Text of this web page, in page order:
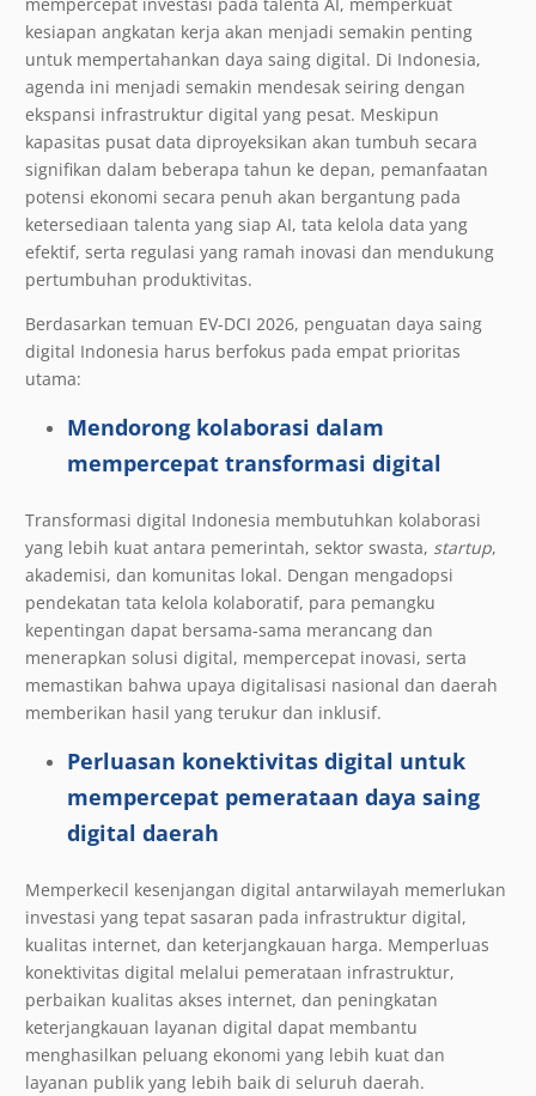
kesiapan angkatan kerja akan menjadi semakin penting
untuk mempertahankan daya saing digital. Di Indonesia,
agenda ini menjadi semakin mendesak seiring dengan
ekspansi infrastruktur digital yang pesat. Meskipun
kapasitas pusat data diproyeksikan akan tumbuh secara
signifikan dalam beberapa tahun ke depan, pemanfaatan
potensi ekonomi secara penuh akan bergantung pada
ketersediaan talenta yang siap AI, tata kelola data yang
efektif, serta regulasi yang ramah inovasi dan mendukung
pertumbuhan produktivitas.
Berdasarkan temuan EV-DCI 2026, penguatan daya saing
digital Indonesia harus berfokus pada empat prioritas
utama:
Mendorong kolaborasi dalam
mempercepat transformasi digital
Transformasi digital Indonesia membutuhkan kolaborasi
yang lebih kuat antara pemerintah, sektor swasta, startup,
akademisi, dan komunitas lokal. Dengan mengadopsi
pendekatan tata kelola kolaboratif, para pemangku
kepentingan dapat bersama-sama merancang dan
menerapkan solusi digital, mempercepat inovasi, serta
memastikan bahwa upaya digitalisasi nasional dan daerah
memberikan hasil yang terukur dan inklusif.
Perluasan konektivitas digital untuk
mempercepat pemerataan daya saing
digital daerah
Memperkecil kesenjangan digital antarwilayah memerlukan
investasi yang tepat sasaran pada infrastruktur digital,
kualitas internet, dan keterjangkauan harga. Memperluas
konektivitas digital melalui pemerataan infrastruktur,
perbaikan kualitas akses internet, dan peningkatan
keterjangkauan layanan digital dapat membantu
menghasilkan peluang ekonomi yang lebih kuat dan
layanan publik yang lebih baik di seluruh daerah.